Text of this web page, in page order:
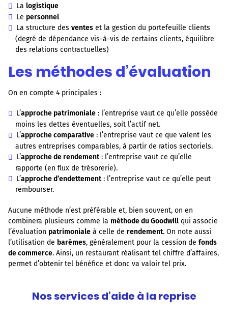
Lalogistique
Le personnel
La structure desventes et la gestion du portefeuille clients
(degré de dépendance vis-à-vis de certains clients, équilibre
des relations contractuelles)
Les méthodes d’évaluation
On en compte 4 principales :
L’approche patrimoniale : l’entreprise vaut ce qu’elle possède
moins les dettes éventuelles, soit l’actif net.
L’approche comparative : l’entreprise vaut ce que valent les
autres entreprises comparables, à partir de ratios sectoriels.
L’approche de rendement: l’entreprise vaut ce qu’elle
rapporte (en flux de trésorerie).
L’approche d’endettement: l’entreprise vaut ce qu’elle peut
rembourser.
Aucune méthode n’est préférable et, bien souvent, on en
combinera plusieurs comme la méthode du Goodwill qui associe
l’évaluation patrimoniale à celle de rendement. On note aussi
l’utilisation de barèmes, généralement pour la cession de fonds
de commerce. Ainsi, un restaurant réalisant tel chiffre d’affaires,
permet d’obtenir tel bénéfice et donc va valoir tel prix.
Nos services d’aide à la reprise